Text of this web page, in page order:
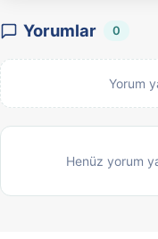
Yorumlar 0
Yorum
Henüz yorum